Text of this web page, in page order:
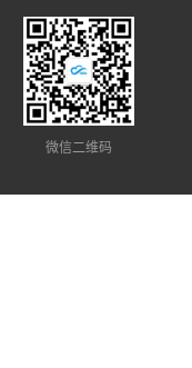
微信二维码